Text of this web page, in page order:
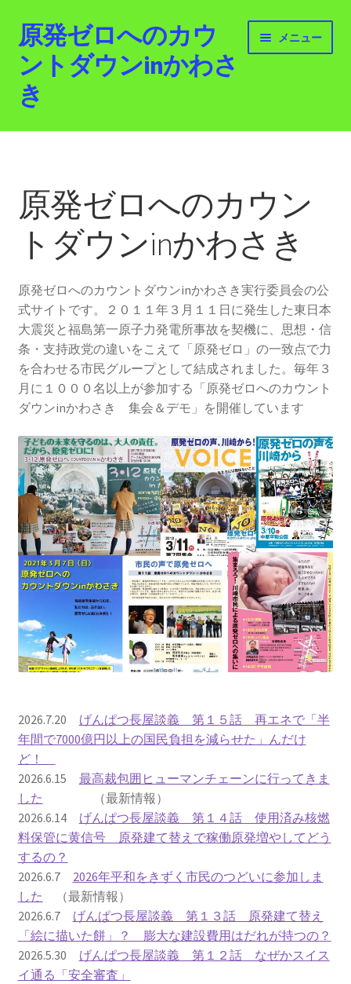
ナ
ビ
ゲ
ー
シ
キ
コ
ン
テ
ン
ツ
プ
原発ゼロへのカウ
ントダウンinかわさ
き
メニュー
ホーム
活動紹介
2012.3.11 「原発ゼロへのカウントダウンinかわさ
原発ゼロ金曜日行動 inかわさき
2013.3.10 第２回原発ゼロへのカウントダウンinかわ
さき 集会
2014.3.16 第３回原発ゼロへのカウントダウンinかわ
さき 集会
2014.10.13 「今こそ９条inかわさき」大集会 第二分
科会【原発は人権問題だ】 福島からの発言
2022.3.13 第11回原発ゼロへのカウントダウンinかわ
さき 集会
2015.3.8 第4回原発ゼロへのカウントダウンinかわさ
き 集会
2016.1.31 日本と原発上映会＆講演会
き 集会
2017.3.12 第6回原発ゼロへのカウントダウンinかわさ
き 集会
2018.3.11 第７回原発ゼロへのカウントダウンinかわ
さき集会
2019.3.10 第8回 原発ゼロへのカウントダウンinかわ
さき 集会
2023.3.12 第12回原発ゼロへのカウントダウンinかわ
さき集会
原発ゼロへのカウン
トダウンinかわさき
原発ゼロへのカウントダウンinかわさき実行委員会の公
式サイトです。２０１１年３月１１日に発生した東日本
大震災と福島第一原子力発電所事故を契機に、思想・信
条・支持政党の違いをこえて「原発ゼロ」の一致点で力
を合わせる市民グループとして結成されました。毎年３
月に１０００名以上が参加する「原発ゼロへのカウント
ダウンinかわさき 集会＆デモ」を開催しています
2026.7.20 げんぱつ長屋談義 第１５話 再エネで「半
年間で7000億円以上の国民負担を減らせた」んだけ
ど！
2026.6.15 最高裁包囲ヒューマンチェーンに行ってきま
した （最新情報）
2026.6.14 げんぱつ長屋談義 第１４話 使用済み核燃
料保管に黄信号 原発建て替えで稼働原発増やしてどう
するの？
2026.6.7 2026年平和をきずく市民のつどいに参加しま
した （最新情報）
2026.6.7 げんぱつ長屋談義 第１３話 原発建て替え
「絵に描いた餅」？ 膨大な建設費用はだれが持つの？
2026.5.30 げんぱつ長屋談義 第１２話 なぜかスイス
イ通る「安全審査」